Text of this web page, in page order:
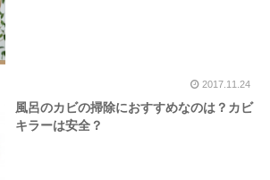
2017.11.24
風呂のカビの掃除におすすめなのは？カビ
キラーは安全？